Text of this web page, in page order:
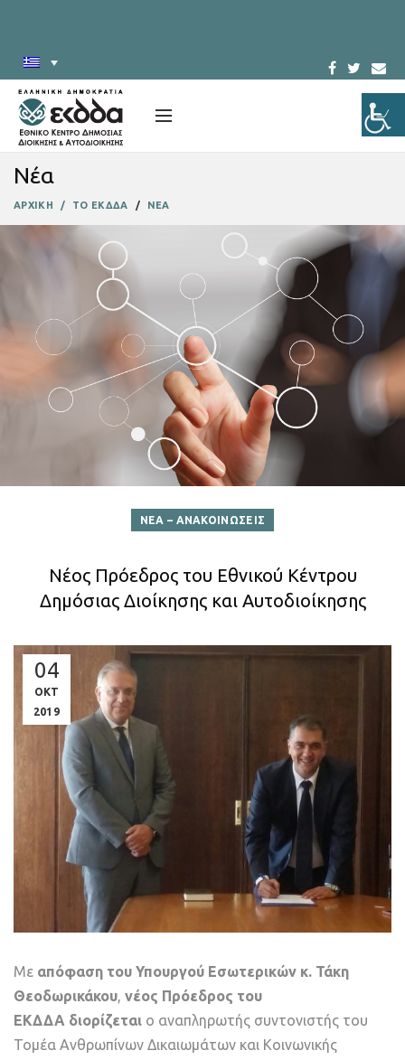
Νέα
ΑΡΧΙΚΗ ΤΟ ΕΚΔΔΑ ΝΕΑ
ΝΕΑ – ΑΝΑΚΟΙΝΩΣΕΙΣ
Nέος Πρόεδρος του Εθνικού Κέντρου
Δημόσιας Διοίκησης και Αυτοδιοίκησης
04
ΟΚΤ
2019
Με απόφαση του Υπουργού Εσωτερικών κ. Τάκη
Θεοδωρικάκου, νέος Πρόεδρος του
ΕΚΔΔΑ διορίζεται ο αναπληρωτής συντονιστής του
Τομέα Ανθρωπίνων Δικαιωμάτων και Κοινωνικής